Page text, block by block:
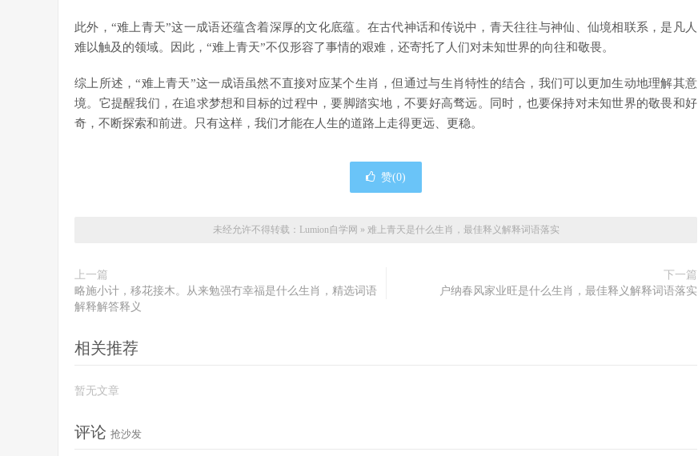
此外，“难上青天”这一成语还蕴含着深厚的文化底蕴。在古代神话和传说中，青天往往与神仙、仙境相联系，是凡人
难以触及的领域。因此，“难上青天”不仅形容了事情的艰难，还寄托了人们对未知世界的向往和敬畏。
综上所述，“难上青天”这一成语虽然不直接对应某个生肖，但通过与生肖特性的结合，我们可以更加生动地理解其意
境。它提醒我们，在追求梦想和目标的过程中，要脚踏实地，不要好高骛远。同时，也要保持对未知世界的敬畏和好
奇，不断探索和前进。只有这样，我们才能在人生的道路上走得更远、更稳。
赞(0)
未经允许不得转载： Lumion自学网 » 难上青天是什么生肖，最佳释义解释词语落实
上一篇
略施小计，移花接木。从来勉强冇幸福是什么生肖，精选词语
解释解答释义
下一篇
户纳春风家业旺是什么生肖，最佳释义解释词语落实
相关推荐
暂无文章
评论 抢沙发